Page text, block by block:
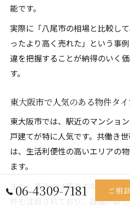
能です。
実際に「八尾市の相場と比較し
ったより高く売れた」という事
違を把握することが納得のいく
す。
東大阪市で人気のある物件タ
東大阪市では、駅近のマンショ
戸建てが特に人気です。共働き世
は、生活利便性の高いエリアの
ます。
また、最近では築浅の中古住宅
件も注目されており、設備が新
06-4309-7181 ご相